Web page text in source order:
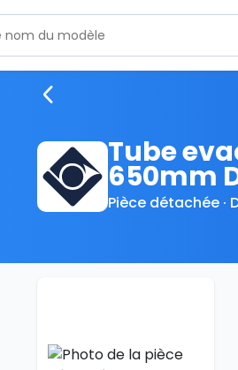
Tube
650mm
Pièce détachée ·